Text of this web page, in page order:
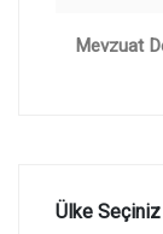
Mevzuat
Ülke Seçiniz